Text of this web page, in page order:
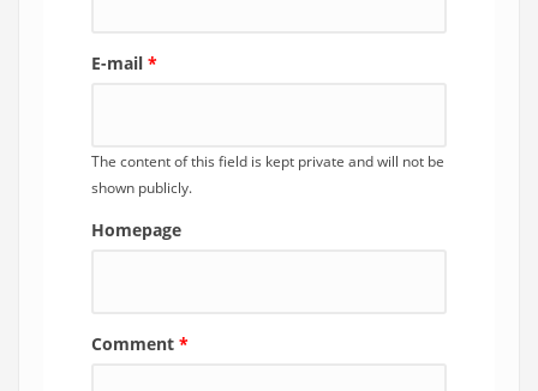
E-mail *
The content of this field is kept private and will not be
shown publicly.
Homepage
Comment *